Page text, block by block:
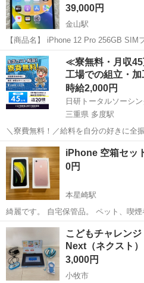
39,000円
金山駅
【商品名】 iPhone 12 Pro 256GB SIM
観：ケース等を使用していたため、全
麗な状態です。 ・液晶・表示：画面に
ざいます...
愛知 名古屋市 金山駅 その
≪寮無料・月収
工場での組立・加
時給2,000円
日研トータルソーシ
三重県 多度駅
＼寮費無料！／給料を自分の好きに全
社特典最大20万円！｜入社から半年後
くほど時給UP☆ トヨタ車の製造（組立・加工など） トヨタ車体各工
場でのミニバン・SUV...
三重 いなべ市 多度駅 その他
iPhone 空箱セッ
0円
本星崎駅
綺麗です。 自宅保管品。 ペット、喫煙
愛知 名古屋市 本星崎駅
こどもチャレン
Next（ネクスト）
3,000円
小牧市